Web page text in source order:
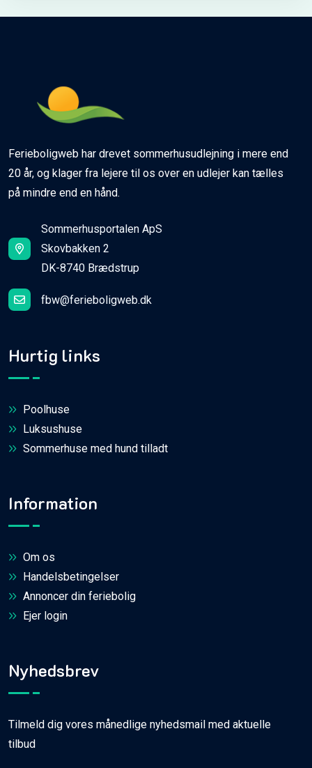
Ferieboligweb har drevet sommerhusudlejning i mere end
20 år, og klager fra lejere til os over en udlejer kan tælles
på mindre end en hånd.
Sommerhusportalen ApS
Skovbakken 2
DK-8740 Brædstrup
fbw@ferieboligweb.dk
Hurtig links
Poolhuse
Luksushuse
Sommerhuse med hund tilladt
Information
Om os
Handelsbetingelser
Annoncer din feriebolig
Ejer login
Nyhedsbrev
Tilmeld dig vores månedlige nyhedsmail med aktuelle
tilbud